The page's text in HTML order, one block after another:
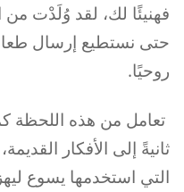
فهنيئًا لك، لقد وُلَدْت من
حتى نستطيع إرسال
روحيًا.
تعامل من هذه اللحظة
ثانيةً إلى الأفكار
التي استخدمها يسوع